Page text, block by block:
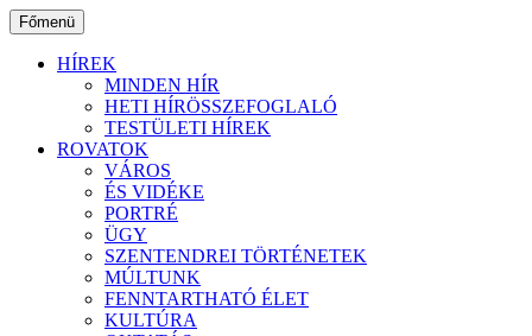
Ugrás
a
tartalomhoz
Főmenü
HÍREK
MINDEN HÍR
HETI HÍRÖSSZEFOGLALÓ
TESTÜLETI HÍREK
ROVATOK
VÁROS
ÉS VIDÉKE
PORTRÉ
ÜGY
SZENTENDREI TÖRTÉNETEK
MÚLTUNK
FENNTARTHATÓ ÉLET
KULTÚRA